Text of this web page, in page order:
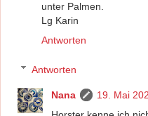
unter Palmen.
Lg Karin
Antworten
Antworten
Nana
19. Mai